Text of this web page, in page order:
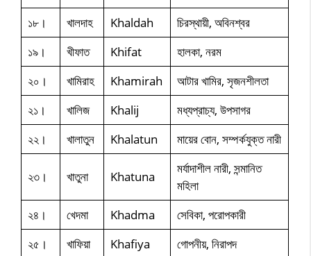
১৮।
খালদাহ Khaldah
চিরস্থায়ী, অবিনশ্বর
১৯।
খীফাত Khifat
হালকা, নরম
২০।
খামিরাহ Khamirah
আটার খামির, সৃজনশীলতা
২১।
খালিজ Khalij
মধ্যপ্রাচ্য, উপসাগর
২২।
খালাতুন Khalatun মায়ের বোন, সম্পর্কযুক্ত নারী
২৩। খাতুনা Khatuna
মর্যাদাশীল নারী, সন্মানিত
মহিলা
২৪।
খেদমা Khadma
সেবিকা, পরোপকারী
২৫।
খাফিয়া Khafiya
গোপনীয়, নিরাপদ